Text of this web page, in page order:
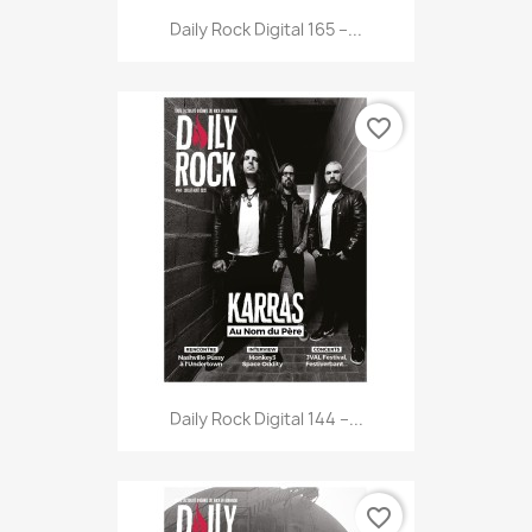
Daily Rock Digital 165 –...
Daily Rock Digital 144 –...
favorite_border
favorite_border